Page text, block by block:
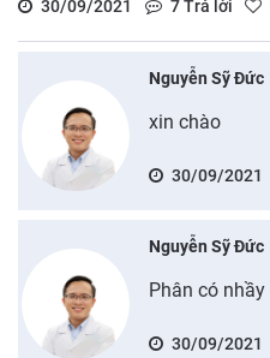
30/09/2021
7Trả lời
Nguyễn Sỹ Đức
xin chào
30/09/2021
Nguyễn Sỹ Đức
Phân có
30/09/2021